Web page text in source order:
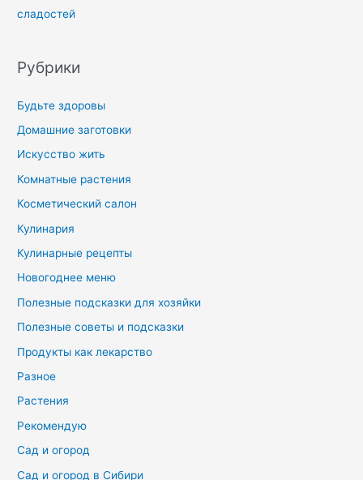
сладостей
Рубрики
Будьте здоровы
Домашние заготовки
Искусство жить
Комнатные растения
Косметический салон
Кулинария
Кулинарные рецепты
Новогоднее меню
Полезные подсказки для хозяйки
Полезные советы и подсказки
Продукты как лекарство
Разное
Растения
Рекомендую
Сад и огород
Сад и огород в Сибири